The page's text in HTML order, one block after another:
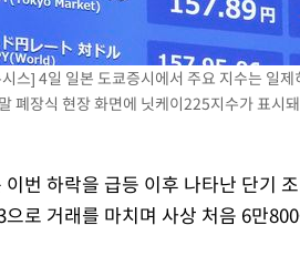
스] 4일 일본 도쿄증시에서 주요 지수는 일
폐장식 현장 화면에 닛케이225지수가 표시
이번 하락을 급등 이후 나타난 단기
로 거래를 마치며 사상 처음 6만